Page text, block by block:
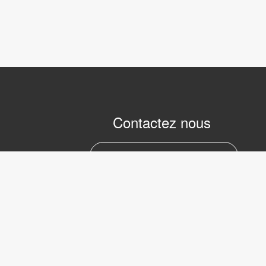
Contactez nous
marc.julien@lvifrance.com